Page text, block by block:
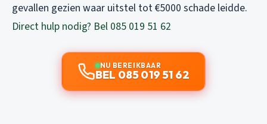
gevallen gezien waar uitstel tot €5000 schade leidde.
Direct hulp nodig? Bel 085 019 51 62
NU BEREIKBAAR
BEL 085 019 51 62